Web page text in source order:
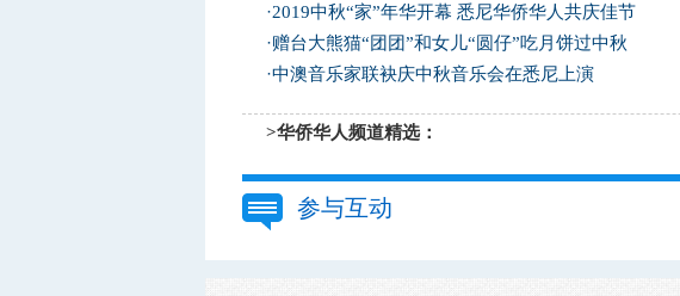
·2019中秋“家”年华开幕 悉尼华侨华人共庆佳节
·赠台大熊猫“团团”和女儿“圆仔”吃月饼过中秋
·中澳音乐家联袂庆中秋音乐会在悉尼上演
>华侨华人频道精选：
参与互动